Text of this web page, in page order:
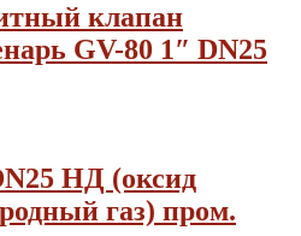
клапан
GV-80 1″ DN25
НД (оксид
газ) пром.